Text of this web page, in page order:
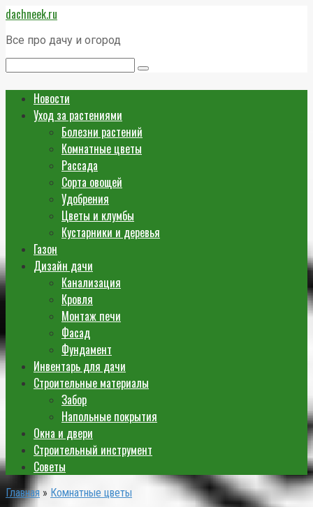
Перейти
к
контенту
dachneek.ru
Все про дачу и огород
Новости
Уход за растениями
Болезни растений
Комнатные цветы
Рассада
Сорта овощей
Удобрения
Цветы и клумбы
Кустарники и деревья
Газон
Дизайн дачи
Канализация
Кровля
Монтаж печи
Фасад
Фундамент
Инвентарь для дачи
Строительные материалы
Забор
Напольные покрытия
Окна и двери
Строительный инструмент
Советы
Главная » Комнатные цветы